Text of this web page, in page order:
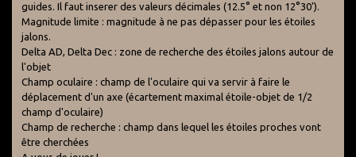
guides. Il faut inserer des valeurs décimales (12.5° et non 12°30').
Magnitude limite : magnitude à ne pas dépasser pour les étoiles
jalons.
Delta AD, Delta Dec : zone de recherche des étoiles jalons autour de
l'objet
Champ oculaire : champ de l'oculaire qui va servir à faire le
déplacement d'un axe (écartement maximal étoile-objet de 1/2
champ d'oculaire)
Champ de recherche : champ dans lequel les étoiles proches vont
être cherchées